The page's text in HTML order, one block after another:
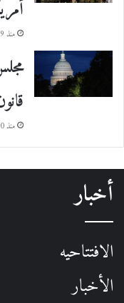
منذ 9 ساعات
منذ 10 ساعات
أخبار
الافتتاحيه
الأخبار